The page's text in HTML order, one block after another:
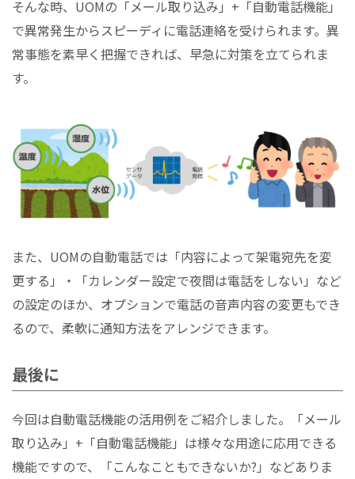
そんな時、UOMの「メール取り込み」+「自動電話機能」
で異常発生からスピーディに電話連絡を受けられます。異
常事態を素早く把握できれば、早急に対策を立てられま
す。
また、UOMの自動電話では「内容によって架電宛先を変
更する」・「カレンダー設定で夜間は電話をしない」など
の設定のほか、オプションで電話の音声内容の変更もでき
るので、柔軟に通知方法をアレンジできます。
最後に
今回は自動電話機能の活用例をご紹介しました。「メール
取り込み」+「自動電話機能」は様々な用途に応用できる
機能ですので、「こんなこともできないか?」などありま